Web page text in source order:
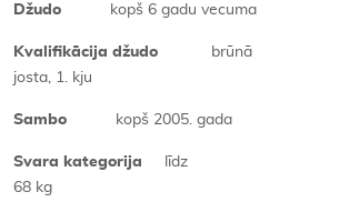
Džudo kopš 6 gadu vecuma
Kvalifikācija džudo brūnā
josta, 1. kju
Sambo kopš 2005. gada
Svara kategorija līdz
68 kg